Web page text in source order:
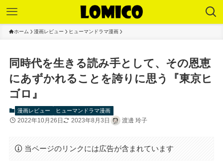
ホーム 漫画レビュー ヒューマンドラマ漫画
同時代を生きる読み手として、その恩恵
にあずかれることを誇りに思う『東京ヒ
ゴロ』
漫画レビュー ヒューマンドラマ漫画
2022年10月26日 2023年8月3日 渡邊 玲子
当ページのリンクには広告が含まれています